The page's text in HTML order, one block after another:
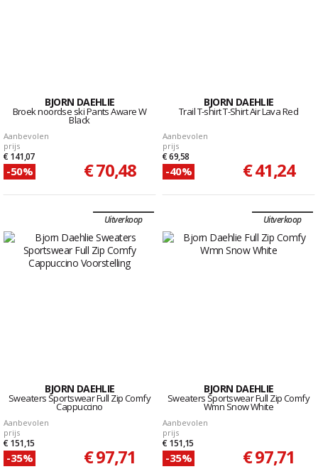
BJORN DAEHLIE
Broek noordse ski Pants Aware W
Black
Aanbevolen
prijs
€ 141,07
-50% € 70,48
BJORN DAEHLIE
Trail T-shirt T-Shirt Air Lava Red
Aanbevolen
prijs
€ 69,58
-40% € 41,24
Uitverkoop
BJORN DAEHLIE
Sweaters Sportswear Full Zip Comfy
Cappuccino
Aanbevolen
prijs
€ 151,15
-35% € 97,71
Uitverkoop
BJORN DAEHLIE
Sweaters Sportswear Full Zip Comfy
Wmn Snow White
Aanbevolen
prijs
€ 151,15
-35% € 97,71